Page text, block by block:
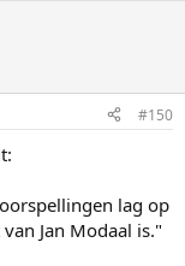
#150
lag op
Jan Modaal is."